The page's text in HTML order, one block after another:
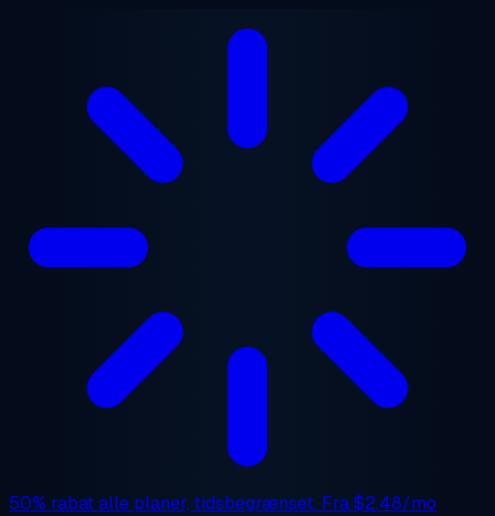
50% rabatalle planer, tidsbegrænset. Fra$2.48/mo